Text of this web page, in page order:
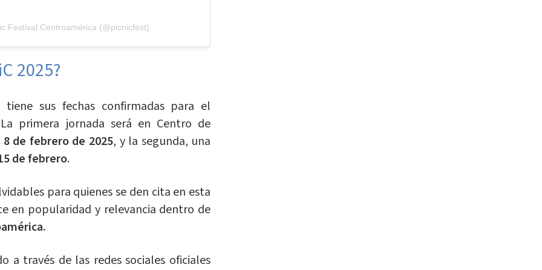
Festival Centroamérica (@picnicfest)
2025?
tiene sus fechas confirmadas para el
primera jornada será en Centro de
8 de febrero de 2025, y la segunda, una
de febrero.
para quienes se den cita en esta
en popularidad y relevancia dentro de
a través de las redes sociales oficiales